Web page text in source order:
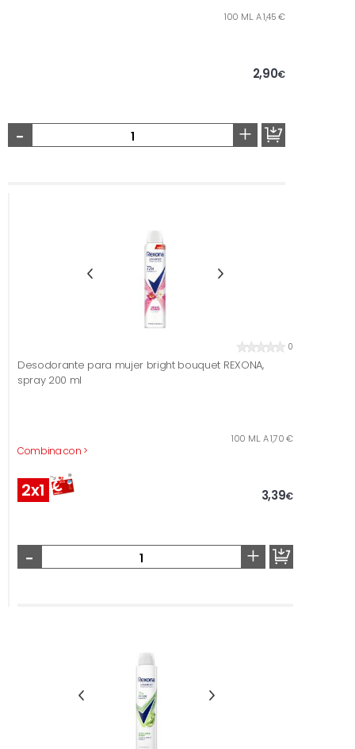
100 ML. A 1,45 €
2,90€
- +
0
Desodorante para mujer bright bouquet REXONA,
spray 200 ml
Combina con >
100 ML. A 1,70 €
2x1 3,39€
- +